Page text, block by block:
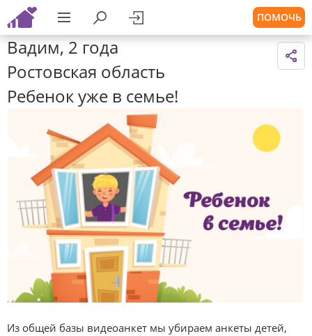
ПОМОЧЬ
Вадим, 2 года
Ростовская область
Ребенок уже в семье!
Из общей базы видеоанкет мы убираем анкеты детей,